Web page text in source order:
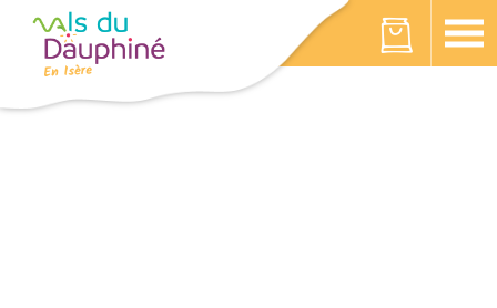
Votre panier est vide
Cookies beheer paneel